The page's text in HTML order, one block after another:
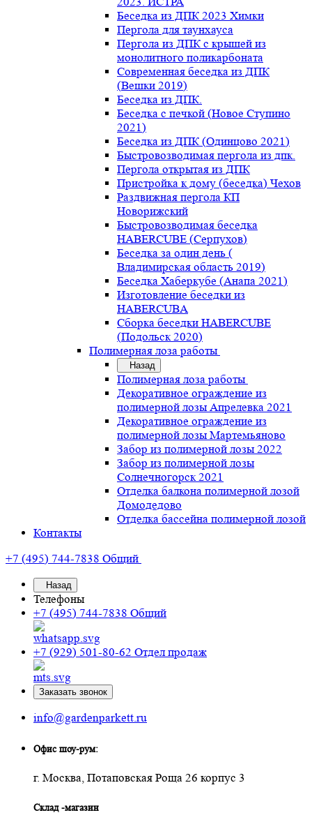
Беседка из ДПК 2023 Химки
Пергола для таунхауса
Пергола из ДПК с крышей из
монолитного поликарбоната
Современная беседка из ДПК
(Вешки 2019)
Беседка из ДПК.
Беседка с печкой (Новое Ступино
2021)
Беседка из ДПК (Одинцово 2021)
Быстровозводимая пергола из дпк.
Пергола открытая из ДПК
Пристройка к дому (беседка) Чехов
Раздвижная пергола КП
Новорижский
Быстровозводимая беседка
HABERCUBE (Серпухов)
Беседка за один день (
Владимирская область 2019)
Беседка Хаберкубе (Анапа 2021)
Изготовление беседки из
HABERCUBA
Сборка беседки HABERCUBE
(Подольск 2020)
Полимерная лоза работы
Назад
Полимерная лоза работы
Декоративное ограждение из
полимерной лозы Апрелевка 2021
Декоративное ограждение из
полимерной лозы Мартемьяново
Забор из полимерной лозы 2022
Забор из полимерной лозы
Солнечногорск 2021
Отделка балкона полимерной лозой
Домодедово
Отделка бассейна полимерной лозой
Контакты
+7 (495) 744-7838 Общий
Назад
Телефоны
+7 (495) 744-7838 Общий
+7 (929) 501-80-62 Отдел продаж
Заказать звонок
info@gardenparkett.ru
Офис шоу-рум:
г. Москва, Потаповская Роща 26 корпус 3
Склад -магазин